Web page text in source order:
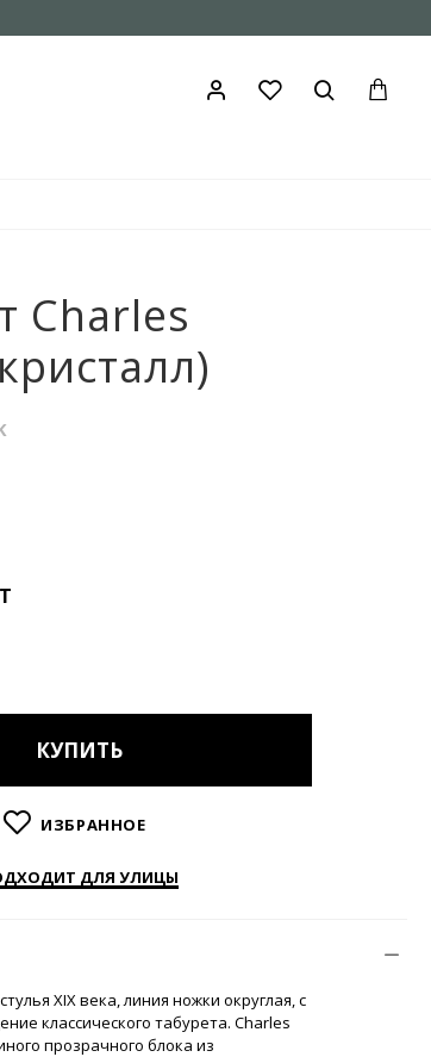
Charles
КУПИТЬ
ИЗБРАННОЕ
ДЛЯ УЛИЦЫ
XIX века, линия ножки округлая, с
классического табурета. Charles
прозрачного блока из